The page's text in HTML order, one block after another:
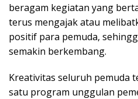
beragam kegiatan yang
terus mengajak atau
positif para pemuda,
semakin berkembang.
Kreativitas seluruh pemuda
satu program unggulan